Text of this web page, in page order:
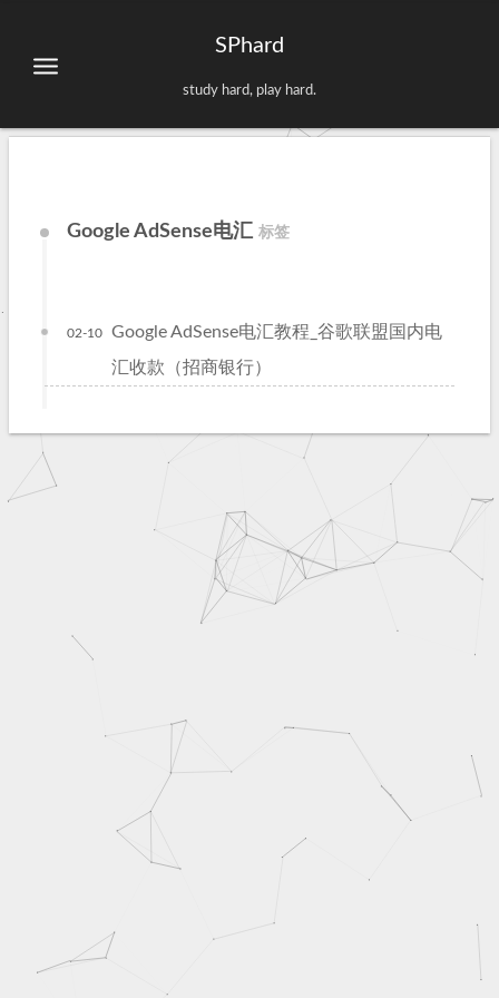
SPhard
study hard, play hard.
Google AdSense电汇 标签
Google AdSense电汇教程_谷歌联盟国内电
汇收款（招商银行）
02-10